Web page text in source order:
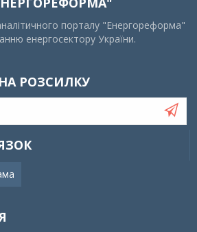
порталу "Енергореформа"
енергосектору України.
РОЗСИЛКУ